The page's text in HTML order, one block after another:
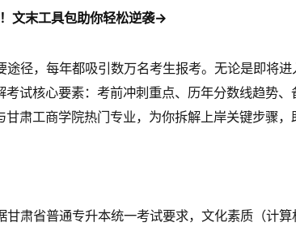
文末工具包助你轻松逆袭→
径，每年都吸引数万名考生报考。无论是即将
试核心要素：考前冲刺重点、历年分数线趋势、
肃工商学院热门专业，为你拆解上岸关键步骤，
肃省普通专升本统一考试要求，文化素质（计